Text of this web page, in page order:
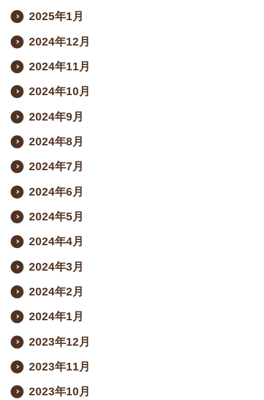
2025年1月
2024年12月
2024年11月
2024年10月
2024年9月
2024年8月
2024年7月
2024年6月
2024年5月
2024年4月
2024年3月
2024年2月
2024年1月
2023年12月
2023年11月
2023年10月